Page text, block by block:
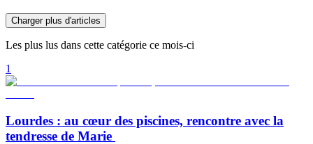
Charger plus d'articles
Les plus lus dans cette catégorie ce mois-ci
1
Lourdes : au cœur des piscines, rencontre avec la
tendresse de Marie